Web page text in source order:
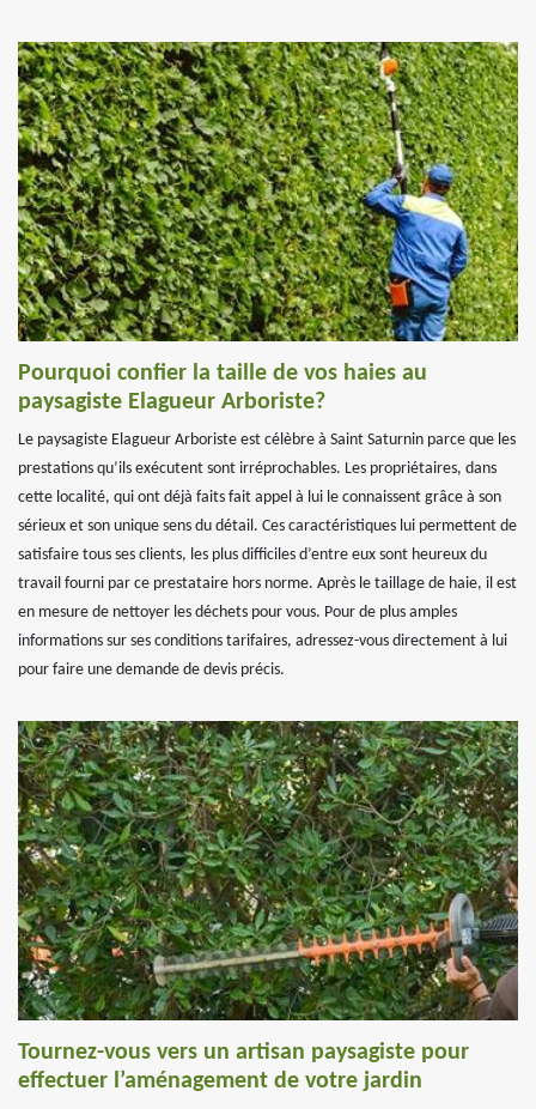
Pourquoi confier la taille de vos haies au
paysagiste Elagueur Arboriste?
Le paysagiste Elagueur Arboriste est célèbre à Saint Saturnin parce que les
prestations qu’ils exécutent sont irréprochables. Les propriétaires, dans
cette localité, qui ont déjà faits fait appel à lui le connaissent grâce à son
sérieux et son unique sens du détail. Ces caractéristiques lui permettent de
satisfaire tous ses clients, les plus difficiles d’entre eux sont heureux du
travail fourni par ce prestataire hors norme. Après le taillage de haie, il est
en mesure de nettoyer les déchets pour vous. Pour de plus amples
informations sur ses conditions tarifaires, adressez-vous directement à lui
pour faire une demande de devis précis.
Tournez-vous vers un artisan paysagiste pour
effectuer l’aménagement de votre jardin